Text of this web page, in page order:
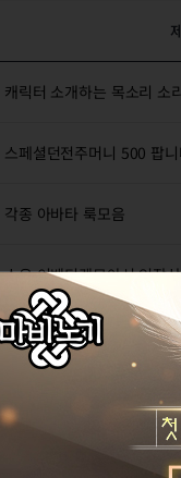
캐릭터 소개하는 목소리 소
스페셜던전주머니 500 팝
각종 아바타 룩모음
소우 이벤티켓모아서 인장
터무니 없는 제안인거 아는
버그-고대 타이틀 획득은